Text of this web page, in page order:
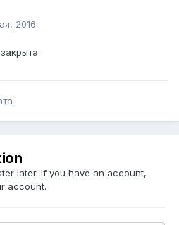
2016
later. If you have an account,
account.